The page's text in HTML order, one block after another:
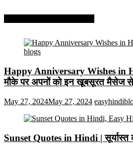
Happy Anniversary Wishes in
मौके पर अपनों को इन खूबसूरत मैसेज से
May 27, 2024May 27, 2024
Sunset Quotes in Hindi | सूर्यास्त